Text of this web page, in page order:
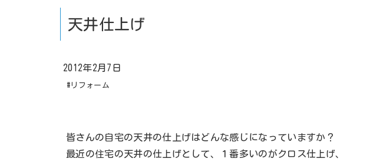
天井仕上げ
2012年2月7日
#リフォーム
皆さんの自宅の天井の仕上げはどんな感じになっていますか？
最近の住宅の天井の仕上げとして、１番多いのがクロス仕上げ、